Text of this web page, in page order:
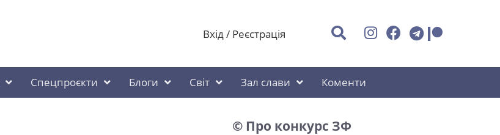
Вхід / Реєстрація
Спецпроєкти Блоги Світ Зал слави Коменти
© Про конкурс ЗФ